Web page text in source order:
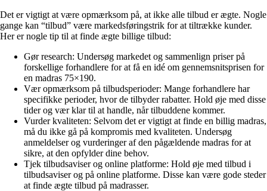
Det er vigtigt at være opmærksom på, at ikke alle tilbud er ægte. Nogle
gange kan “tilbud” være markedsføringstrik for at tiltrække kunder.
Her er nogle tip til at finde ægte billige tilbud:
Gør research: Undersøg markedet og sammenlign priser på
forskellige forhandlere for at få en idé om gennemsnitsprisen for
en madras 75×190.
Vær opmærksom på tilbudsperioder: Mange forhandlere har
specifikke perioder, hvor de tilbyder rabatter. Hold øje med disse
tider og vær klar til at handle, når tilbuddene kommer.
Vurder kvaliteten: Selvom det er vigtigt at finde en billig madras,
må du ikke gå på kompromis med kvaliteten. Undersøg
anmeldelser og vurderinger af den pågældende madras for at
sikre, at den opfylder dine behov.
Tjek tilbudsaviser og online platforme: Hold øje med tilbud i
tilbudsaviser og på online platforme. Disse kan være gode steder
at finde ægte tilbud på madrasser.